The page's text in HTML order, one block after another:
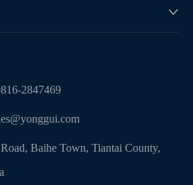

2847469
Baihe Town, Tiantai County,